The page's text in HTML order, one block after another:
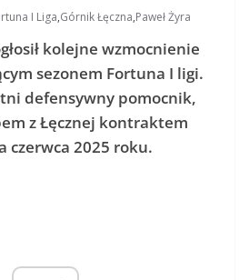
I Liga,Górnik Łęczna,Paweł Żyra
kolejne wzmocnienie
sezonem Fortuna I ligi.
defensywny pomocnik,
z Łęcznej kontraktem
czerwca 2025 roku.